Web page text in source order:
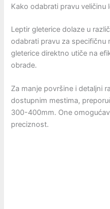
Kako odabrati pravu veličinu
Leptir gleterice dolaze u
odabrati pravu za specifičnu
gleterice direktno utiče na
obrade.
Za manje površine i detaljni
dostupnim mestima,
300-400mm. One
preciznost.